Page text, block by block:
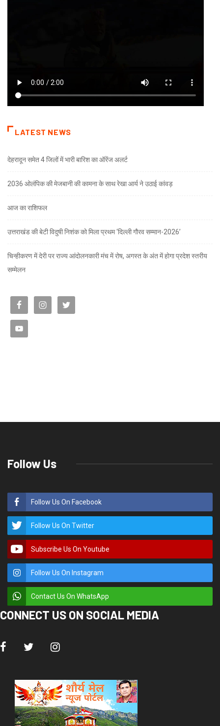
LATEST NEWS
देहरादून समेत 4 जिलों में भारी बारिश का ऑरेंज अलर्ट
2036 ओलंपिक की मेजबानी की कामना के साथ रेखा आर्य ने उठाई कांवड़
आज का राशिफल
उत्तराखंड की बेटी विदुषी निशंक को मिला प्रथम ‘दिल्ली गौरव सम्मान-2026’
चिन्हीकरण में देरी पर राज्य आंदोलनकारी मंच में रोष, अगस्त के अंत में होगा प्रदेश स्तरीय
सम्मेलन
Follow Us
Follow Us On Facebook
Follow Us On Twitter
Subscribe Us On Youtube
Follow Us On Instagram
Contact Us On WhatsApp
CONNECT US ON SOCIAL MEDIA